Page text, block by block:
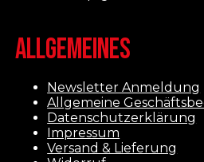
ALLGEMEINES
Newsletter Anmeldung
Allgemeine
Datenschutzerklärung
Impressum
Versand & Lieferung